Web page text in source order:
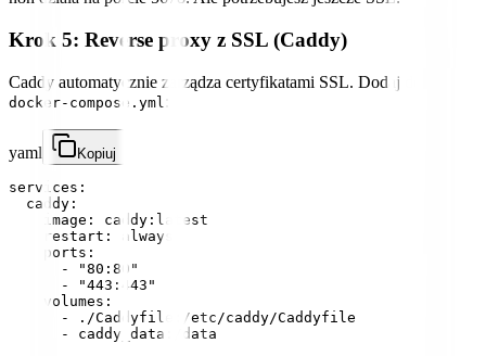
Krok 5: Reverse proxy z SSL (Caddy)
Caddy automatycznie zarządza certyfikatami SSL. Dodaj do
docker-compose.yml
yaml Kopiuj
services:
  caddy:
    image: caddy:latest
    restart: always
    ports:
      - "80:80"
      - "443:443"
    volumes:
      - ./Caddyfile:/etc/caddy/Caddyfile
      - caddy_data:/data